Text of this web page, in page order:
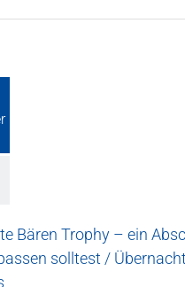
Bären Trophy – ein
solltest /